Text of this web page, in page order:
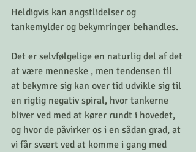
Heldigvis kan angstlidelser og
tankemylder og bekymringer behandles.
Det er selvfølgelige en naturlig del af det
at være menneske , men tendensen til
at bekymre sig kan over tid udvikle sig til
en rigtig negativ spiral, hvor tankerne
bliver ved med at kører rundt i hovedet,
og hvor de påvirker os i en sådan grad, at
vi får svært ved at komme i gang med